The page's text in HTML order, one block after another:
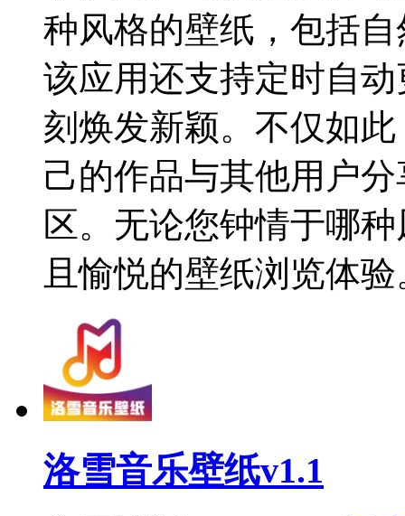
种风格的壁纸，包括
该应用还支持定时自
刻焕发新颖。不仅如
己的作品与其他用户
区。无论您钟情于哪
且愉悦的壁纸浏览体验
洛雪音乐壁纸v1.1